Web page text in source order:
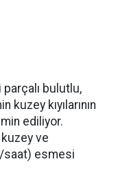
bulutlu,
kıyılarının
ediliyor.
kuzey ve
saat) esmesi